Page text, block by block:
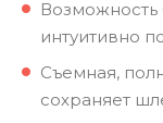
Возможность
интуитивно
Съемная,
сохраняет